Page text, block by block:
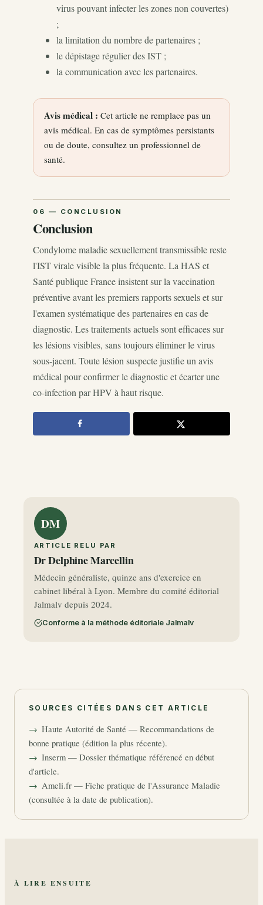
virus pouvant infecter les zones non couvertes)
;
la limitation du nombre de partenaires ;
le dépistage régulier des IST ;
la communication avec les partenaires.
Avis médical : Cet article ne remplace pas un
avis médical. En cas de symptômes persistants
ou de doute, consultez un professionnel de
santé.
Conclusion
Condylome maladie sexuellement transmissible reste
l'IST virale visible la plus fréquente. La HAS et
Santé publique France insistent sur la vaccination
préventive avant les premiers rapports sexuels et sur
l'examen systématique des partenaires en cas de
diagnostic. Les traitements actuels sont efficaces sur
les lésions visibles, sans toujours éliminer le virus
sous-jacent. Toute lésion suspecte justifie un avis
médical pour confirmer le diagnostic et écarter une
co-infection par HPV à haut risque.
DM
ARTICLE RELU PAR
Dr Delphine Marcellin
Médecin généraliste, quinze ans d'exercice en
cabinet libéral à Lyon. Membre du comité éditorial
Jalmalv depuis 2024.
Conforme à la méthode éditoriale Jalmalv
SOURCES CITÉES DANS CET ARTICLE
Haute Autorité de Santé — Recommandations de
bonne pratique (édition la plus récente).
Inserm — Dossier thématique référencé en début
d'article.
Ameli.fr — Fiche pratique de l'Assurance Maladie
(consultée à la date de publication).
À LIRE ENSUITE